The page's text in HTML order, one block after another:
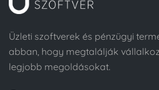
Üzleti szoftverek és pénzügyi
abban, hogy megtalálják
legjobb megoldásokat.